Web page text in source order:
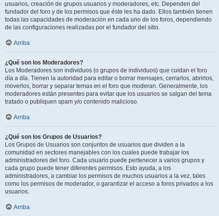
usuarios, creación de grupos usuarios y moderadores, etc. Dependen del
fundador del foro y de los permisos que éste les ha dado. Ellos también tienen
todas las capacidades de moderación en cada uno de los foros, dependiendo
de las configuraciones realizadas por el fundador del sitio.
Arriba
¿Qué son los Moderadores?
Los Moderadores son individuos (o grupos de individuos) que cuidan el foro
día a día. Tienen la autoridad para editar o borrar mensajes, cerrarlos, abrirlos,
moverlos, borrar y separar temas en el foro que moderan. Generalmente, los
moderadores están presentes para evitar que los usuarios se salgan del tema
tratado o publiquen spam y/o contenido malicioso.
Arriba
¿Qué son los Grupos de Usuarios?
Los Grupos de Usuarios son conjuntos de usuarios que dividen a la
comunidad en sectores manejables con los cuales puede trabajar los
administradores del foro. Cada usuario puede pertenecer a varios grupos y
cada grupo puede tener diferentes permisos. Esto ayuda, a los
administradores, a cambiar los permisos de muchos usuarios a la vez, tales
como los permisos de moderador, o garantizar el acceso a foros privados a los
usuarios.
Arriba